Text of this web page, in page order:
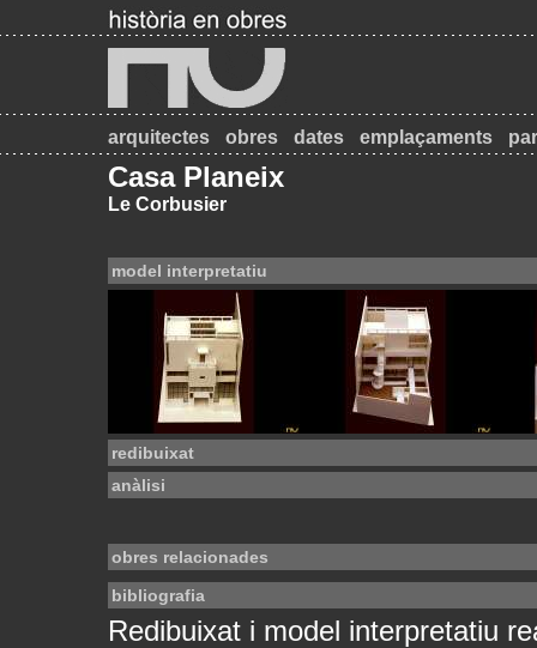
arquitectes obres dates emplaçaments
Casa Planeix
Le Corbusier
model interpretatiu
redibuixat
anàlisi
obres relacionades
bibliografia
Redibuixat i model interpretatiu